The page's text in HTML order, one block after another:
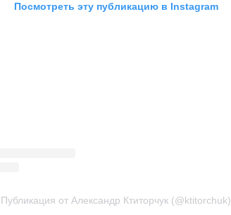
Посмотреть эту публикацию в Instagram
Публикация от Александр Ктиторчук (@ktitorchuk)